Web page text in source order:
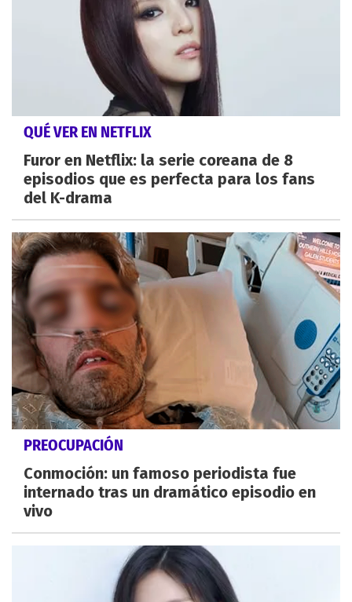
QUÉ VER EN NETFLIX
Furor en Netflix: la serie coreana de 8
episodios que es perfecta para los fans
del K-drama
PREOCUPACIÓN
Conmoción: un famoso periodista fue
internado tras un dramático episodio en
vivo